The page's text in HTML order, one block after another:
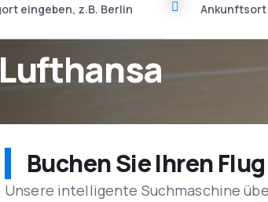
Lufthansa
Buchen Sie Ihren
Unsere intelligente Suchmaschine